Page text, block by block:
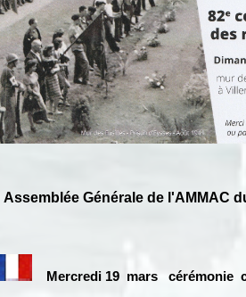
Assemblée Générale de l'AMMAC
Mercredi 19 mars cérémonie